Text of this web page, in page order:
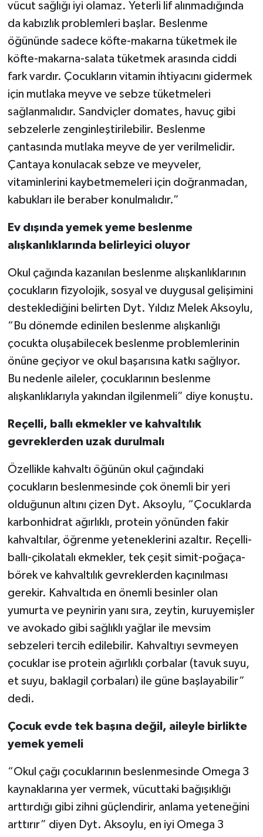
vücut sağlığı iyi olamaz. Yeterli lif alınmadığında
da kabızlık problemleri başlar. Beslenme
öğününde sadece köfte-makarna tüketmek ile
köfte-makarna-salata tüketmek arasında ciddi
fark vardır. Çocukların vitamin ihtiyacını gidermek
için mutlaka meyve ve sebze tüketmeleri
sağlanmalıdır. Sandviçler domates, havuç gibi
sebzelerle zenginleştirilebilir. Beslenme
çantasında mutlaka meyve de yer verilmelidir.
Çantaya konulacak sebze ve meyveler,
vitaminlerini kaybetmemeleri için doğranmadan,
kabukları ile beraber konulmalıdır.”
Ev dışında yemek yeme beslenme
alışkanlıklarında belirleyici oluyor
Okul çağında kazanılan beslenme alışkanlıklarının
çocukların fizyolojik, sosyal ve duygusal gelişimini
desteklediğini belirten Dyt. Yıldız Melek Aksoylu,
“Bu dönemde edinilen beslenme alışkanlığı
çocukta oluşabilecek beslenme problemlerinin
önüne geçiyor ve okul başarısına katkı sağlıyor.
Bu nedenle aileler, çocuklarının beslenme
alışkanlıklarıyla yakından ilgilenmeli” diye konuştu.
Reçelli, ballı ekmekler ve kahvaltılık
gevreklerden uzak durulmalı
Özellikle kahvaltı öğünün okul çağındaki
çocukların beslenmesinde çok önemli bir yeri
olduğunun altını çizen Dyt. Aksoylu, “Çocuklarda
karbonhidrat ağırlıklı, protein yönünden fakir
kahvaltılar, öğrenme yeteneklerini azaltır. Reçelli-
ballı-çikolatalı ekmekler, tek çeşit simit-poğaça-
börek ve kahvaltılık gevreklerden kaçınılması
gerekir. Kahvaltıda en önemli besinler olan
yumurta ve peynirin yanı sıra, zeytin, kuruyemişler
ve avokado gibi sağlıklı yağlar ile mevsim
sebzeleri tercih edilebilir. Kahvaltıyı sevmeyen
çocuklar ise protein ağırlıklı çorbalar (tavuk suyu,
et suyu, baklagil çorbaları) ile güne başlayabilir”
dedi.
Çocuk evde tek başına değil, aileyle birlikte
yemek yemeli
“Okul çağı çocuklarının beslenmesinde Omega 3
kaynaklarına yer vermek, vücuttaki bağışıklığı
arttırdığı gibi zihni güçlendirir, anlama yeteneğini
arttırır” diyen Dyt. Aksoylu, en iyi Omega 3